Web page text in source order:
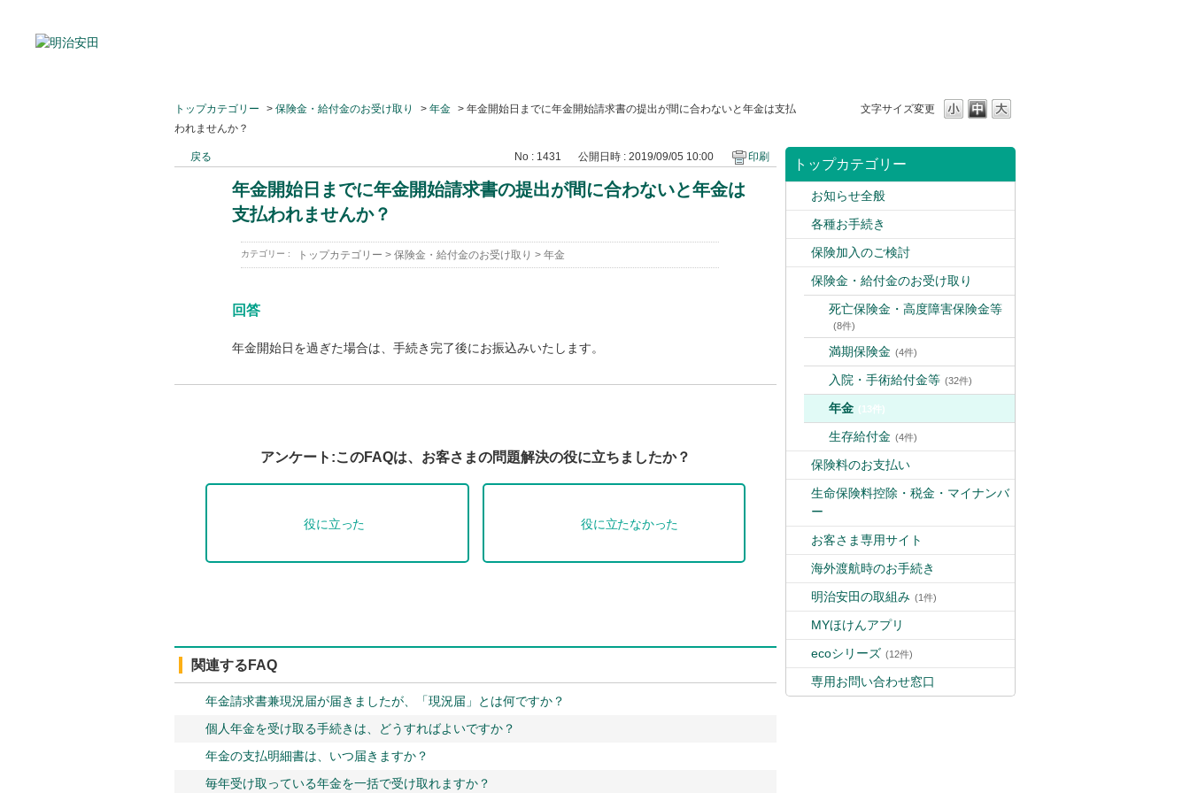
文字サイズ変更
トップカテゴリー > 保険金・給付金のお受け取り > 年金 > 年金開始日までに年金開始請求書の提出が間に合わないと年金は支払
われませんか？
トップカテゴリー
お知らせ全般
各種お手続き
保険加入のご検討
保険金・給付金のお受け取り
死亡保険金・高度障害保険金等
(8件)
満期保険金 (4件)
入院・手術給付金等 (32件)
年金 (13件)
生存給付金 (4件)
保険料のお支払い
生命保険料控除・税金・マイナンバ
ー
お客さま専用サイト
海外渡航時のお手続き
明治安田の取組み (1件)
MYほけんアプリ
ecoシリーズ (12件)
専用お問い合わせ窓口
戻る No : 1431 公開日時 : 2019/09/05 10:00 印刷
年金開始日までに年金開始請求書の提出が間に合わないと年金は
支払われませんか？
カテゴリー : トップカテゴリー > 保険金・給付金のお受け取り > 年金
回答
年金開始日を過ぎた場合は、手続き完了後にお振込みいたします。
アンケート:このFAQは、お客さまの問題解決の役に立ちましたか？
役に立った 役に立たなかった
関連するFAQ
年金請求書兼現況届が届きましたが、「現況届」とは何ですか？
個人年金を受け取る手続きは、どうすればよいですか？
年金の支払明細書は、いつ届きますか？
毎年受け取っている年金を一括で受け取れますか？